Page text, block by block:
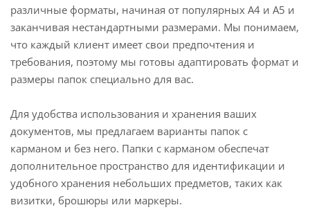
различные форматы, начиная от популярных A4 и A5 и
заканчивая нестандартными размерами. Мы понимаем,
что каждый клиент имеет свои предпочтения и
требования, поэтому мы готовы адаптировать формат и
размеры папок специально для вас.
Для удобства использования и хранения ваших
документов, мы предлагаем варианты папок с
карманом и без него. Папки с карманом обеспечат
дополнительное пространство для идентификации и
удобного хранения небольших предметов, таких как
визитки, брошюры или маркеры.